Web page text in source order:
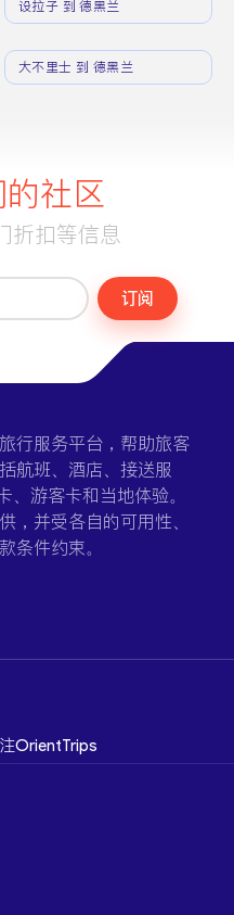
设拉子 到 德黑兰
大不里士 到 德黑兰
社区
折扣等信息
订阅
行服务平台，帮助旅客
航班、酒店、接送服
、游客卡和当地体验。
，并受各自的可用性、
条件约束。
OrientTrips